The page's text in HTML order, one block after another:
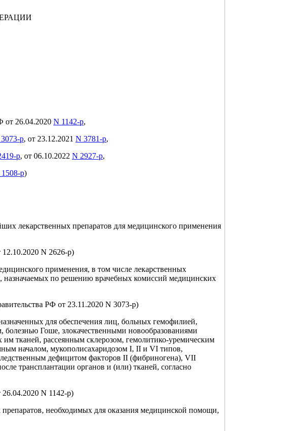
от 26.04.2020 N 1142-р,
р, от 23.12.2021 N 3781-р,
р, от 06.10.2022 N 2927-р,
р)
лекарственных препаратов для медицинского применения
N 2626-р)
применения, в том числе лекарственных
назначаемых по решению врачебных комиссий медицинских
РФ от 23.11.2020 N 3073-р)
для обеспечения лиц, больных гемофилией,
Гоше, злокачественными новообразованиями
тканей, рассеянным склерозом, гемолитико-уремическим
началом, мукополисахаридозом I, II и VI типов,
дефицитом факторов II (фибриногена), VII
трансплантации органов и (или) тканей, согласно
N 1142-р)
необходимых для оказания медицинской помощи,